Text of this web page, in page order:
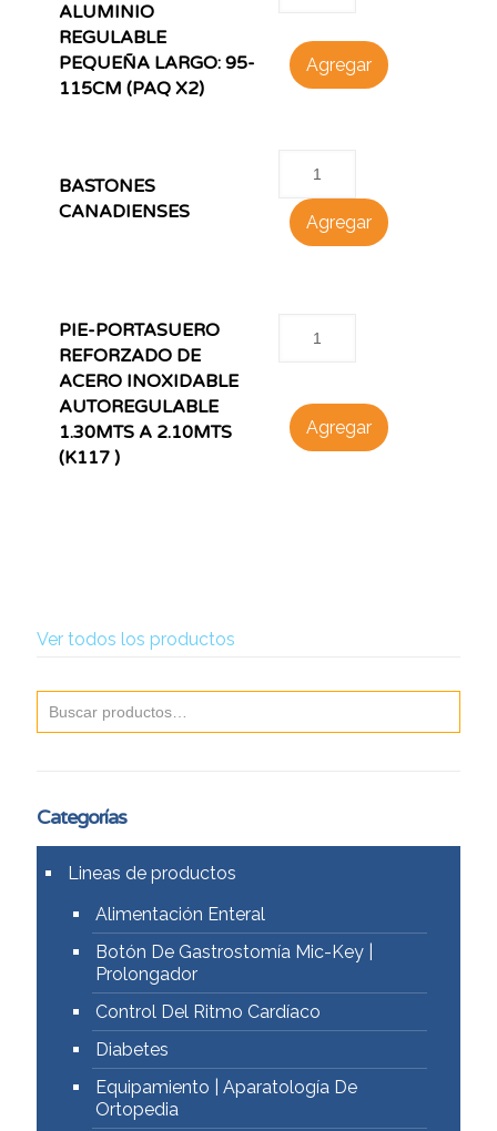
ALUMINIO
REGULABLE
PEQUEÑA LARGO: 95-
115CM (PAQ X2)
Agregar
BASTONES
CANADIENSES
Agregar
PIE-PORTASUERO
REFORZADO DE
ACERO INOXIDABLE
AUTOREGULABLE
1.30MTS A 2.10MTS
(K117 )
Agregar
Ver todos los productos
Categorías
Lineas de productos
Alimentación Enteral
Botón De Gastrostomía Mic-Key |
Prolongador
Control Del Ritmo Cardíaco
Diabetes
Equipamiento | Aparatología De
Ortopedia